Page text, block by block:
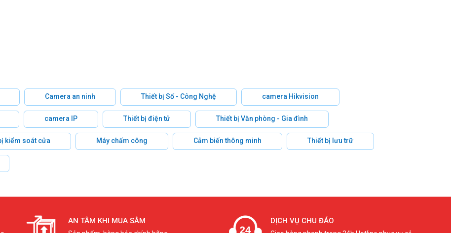
Camera an ninh Thiết bị Số - Công Nghệ camera Hikvision
camera IP Thiết bị điện tử Thiết bị Văn phòng - Gia đình
kiểm soát cửa Máy chấm công Cảm biến thông minh Thiết bị lưu trữ
AN TÂM KHI MUA SẮM DỊCH VỤ CHU ĐÁO